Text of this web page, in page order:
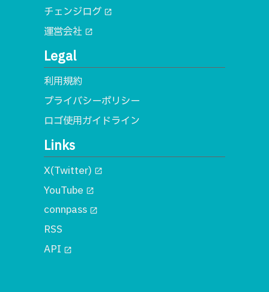
チェンジログ open_in_new
運営会社 open_in_new
Legal
利用規約
プライバシーポリシー
ロゴ使用ガイドライン
Links
X(Twitter) open_in_new
YouTube open_in_new
connpass open_in_new
RSS
API open_in_new